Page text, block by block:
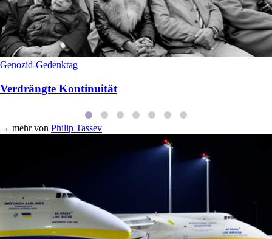
Genozid-Gedenktag
Verdrängte Kontinuität
→ mehr von Philip Tassev